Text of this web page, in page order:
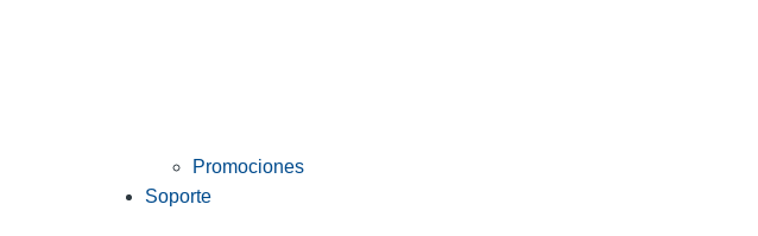
Promociones
Soporte